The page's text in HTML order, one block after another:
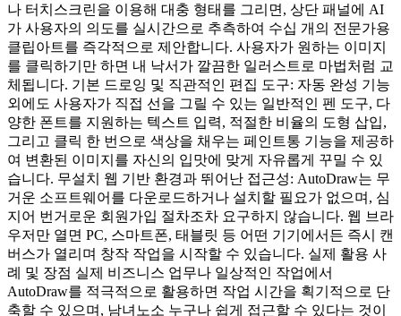
나 터치스크린을 이용해 대충 형태를 그리면, 상단 패널에 AI
가 사용자의 의도를 실시간으로 추측하여 수십 개의 전문가용
클립아트를 즉각적으로 제안합니다. 사용자가 원하는 이미지
를 클릭하기만 하면 내 낙서가 깔끔한 일러스트로 마법처럼 교
체됩니다. 기본 드로잉 및 직관적인 편집 도구: 자동 완성 기능
외에도 사용자가 직접 선을 그릴 수 있는 일반적인 펜 도구, 다
양한 폰트를 지원하는 텍스트 입력, 적절한 비율의 도형 삽입,
그리고 클릭 한 번으로 색상을 채우는 페인트통 기능을 제공하
여 변환된 이미지를 자신의 입맛에 맞게 자유롭게 꾸밀 수 있
습니다. 무설치 웹 기반 환경과 뛰어난 접근성: AutoDraw는 무
거운 소프트웨어를 다운로드하거나 설치할 필요가 없으며, 심
지어 번거로운 회원가입 절차조차 요구하지 않습니다. 웹 브라
우저만 열면 PC, 스마트폰, 태블릿 등 어떤 기기에서든 즉시 캔
버스가 열리며 창작 작업을 시작할 수 있습니다. 실제 활용 사
례 및 장점 실제 비즈니스 업무나 일상적인 작업에서
AutoDraw를 적극적으로 활용하면 작업 시간을 획기적으로 단
축할 수 있으며, 남녀노소 누구나 쉽게 접근할 수 있다는 것이